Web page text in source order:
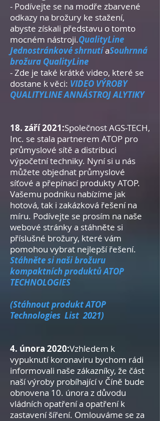
- Podívejte se na modře zbarvené
odkazy na brožury ke stažení,
abyste získali představu o tomto
mocném nástroji.QualityLine
Jednostránkové shrnutíaSouhrnná
brožura QualityLine
- Zde je také krátké video, které se
dostane k věci: VIDEO VÝROBY
QUALITYLINE ANNÁSTROJ ALYTIKY
18. září 2021:Společnost AGS-TECH,
Inc. se stala partnerem ATOP pro
průmyslové sítě a distribuci
výpočetní techniky. Nyní si u nás
můžete objednat průmyslové
síťové a přepínací produkty ATOP.
Vašemu podniku nabízíme jak
hotová, tak i zakázková řešení na
míru. Podívejte se prosím na naše
webové stránky a stáhněte si
příslušné brožury, které vám
pomohou vybrat nejlepší řešení.
Stáhněte si naši brožuru
kompaktních produktů ATOP
TECHNOLOGIES
(Stáhnout produkt ATOP
Technologies List 2021)
4. února 2020:Vzhledem k
vypuknutí koronaviru bychom rádi
informovali naše zákazníky, že část
naší výroby probíhající v Číně bude
obnovena 10. února z důvodu
vládních opatření a opatření k
zastavení šíření. Omlouváme se za